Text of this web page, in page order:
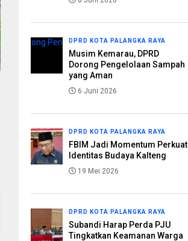
DPRD KOTA PALANGKA RAYA
Musim Kemarau, DPRD
Dorong Pengelolaan Sampah
yang Aman
6 Juni 2026
DPRD KOTA PALANGKA RAYA
FBIM Jadi Momentum Perkuat
Identitas Budaya Kalteng
19 Mei 2026
DPRD KOTA PALANGKA RAYA
Subandi Harap Perda PJU
Tingkatkan Keamanan Warga